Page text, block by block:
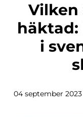
Vilken SHL-spelare är
i
04 september 2023